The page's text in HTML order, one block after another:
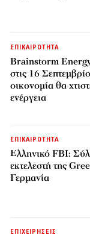
ΕΠΙΚΑΙΡΟΤΗΤΑ
Brainstorm
στις 16
οικονομία θα
ενέργεια
ΕΠΙΚΑΙΡΟΤΗΤΑ
Ελληνικό FBI:
εκτελεστή της
Γερμανία
ΕΠΙΧΕΙΡΗΣΕΙΣ